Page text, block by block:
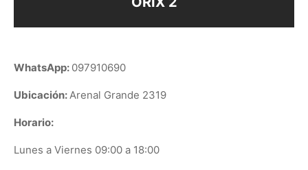
WhatsApp: 097910690
Ubicación:Arenal Grande 2319
Horario:
Lunes a Viernes 09:00 a 18:00